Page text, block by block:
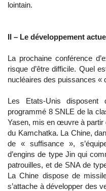
lointain.
II – Le développement
La prochaine conférence
risque d’être difficile. Quel
nucléaires des puissances «
Les Etats-Unis
programmé 8 SNLE de la
Yasen, mis en œuvre à partir
du Kamchatka. La Chine,
de « suffisance »,
d’engins de type Jin qui
patrouilles, et de SNA de
La Chine dispose de
s’attache à développer des